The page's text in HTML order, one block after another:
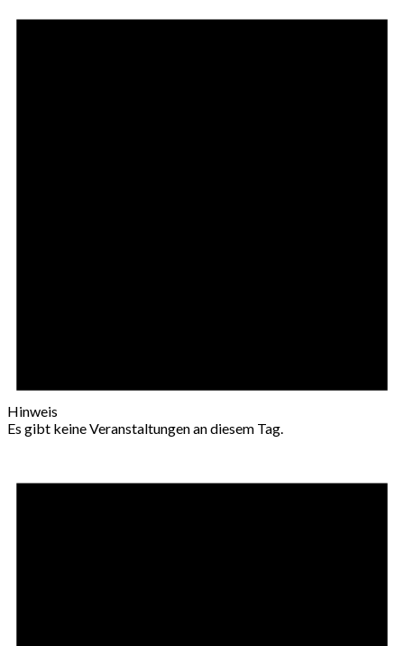
Hinweis
Es gibt keine Veranstaltungen an diesem Tag.